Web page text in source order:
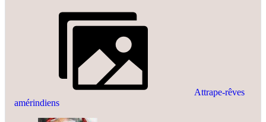
Attrape-rêves
amérindiens